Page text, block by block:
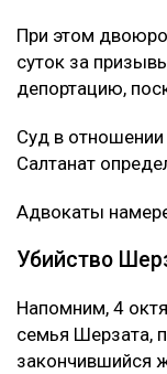
При этом
суток за
депортацию,
Суд в
Салтанат
Адвокаты
Убийство
Напомним, 4
семья Шерзата,
закончившийся